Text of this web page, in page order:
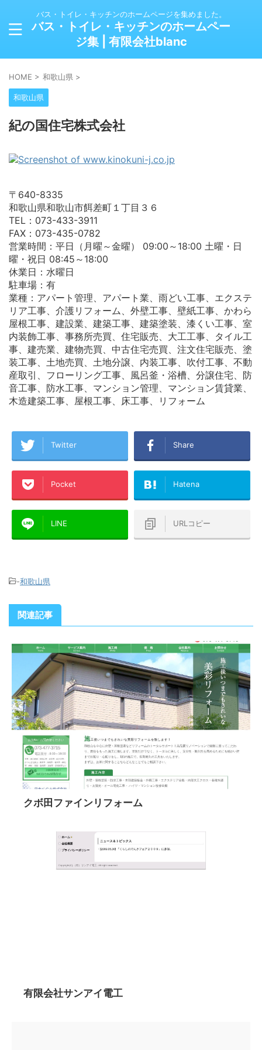
バス・トイレ・キッチンのホームページを集めました。
バス・トイレ・キッチンのホームペー
ジ集 | 有限会社blanc
HOME > 和歌山県 >
和歌山県
紀の国住宅株式会社
〒640-8335
和歌山県和歌山市餌差町１丁目３６
TEL：073-433-3911
FAX：073-435-0782
営業時間：平日（月曜～金曜） 09:00～18:00 土曜・日
曜・祝日 08:45～18:00
休業日：水曜日
駐車場：有
業種：アパート管理、アパート業、雨どい工事、エクステ
リア工事、介護リフォーム、外壁工事、壁紙工事、かわら
屋根工事、建設業、建築工事、建築塗装、漆くい工事、室
内装飾工事、事務所売買、住宅販売、大工工事、タイル工
事、建売業、建物売買、中古住宅売買、注文住宅販売、塗
装工事、土地売買、土地分譲、内装工事、吹付工事、不動
産取引、フローリング工事、風呂釜・浴槽、分譲住宅、防
音工事、防水工事、マンション管理、マンション賃貸業、
木造建築工事、屋根工事、床工事、リフォーム
Twitter Share
Pocket Hatena
LINE URLコピー
-和歌山県
関連記事
クボ田ファインリフォーム
有限会社サンアイ電工